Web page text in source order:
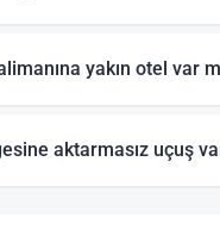
yakın otel var
aktarmasız uçuş